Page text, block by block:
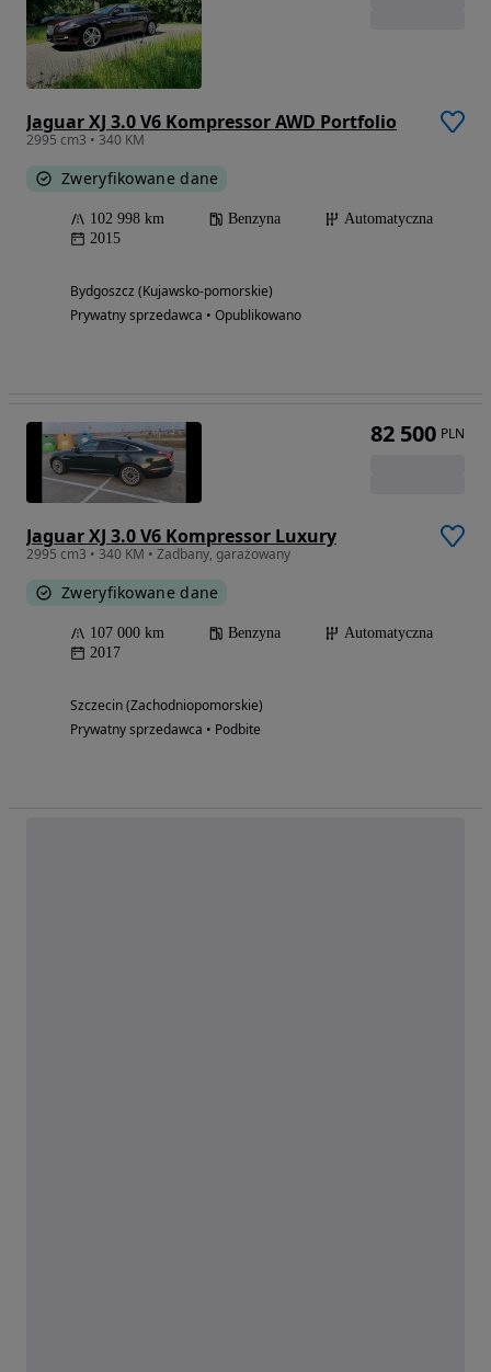
Jaguar XJ 3.0 V6 Kompressor AWD Portfolio
2995 cm3 • 340 KM
Zweryfikowane dane
102 998 km Benzyna
Automatyczna
2015
Bydgoszcz (Kujawsko-pomorskie)
Prywatny sprzedawca • Opublikowano
Jaguar XJ 3.0 V6 Kompressor Luxury
2995 cm3 • 340 KM • Zadbany, garażowany
Zweryfikowane dane
107 000 km Benzyna
Automatyczna
2017
Szczecin (Zachodniopomorskie)
Prywatny sprzedawca • Podbite
82 500 PLN